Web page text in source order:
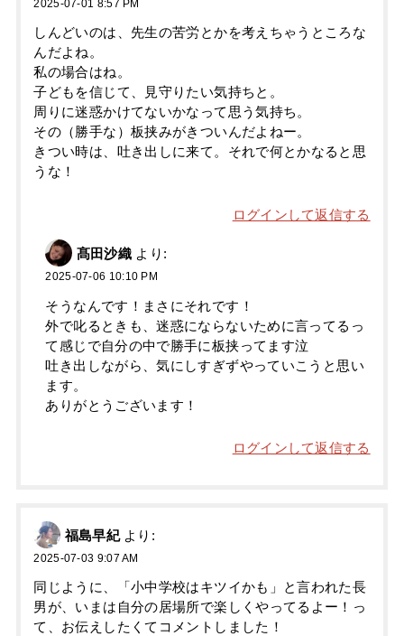
2025-07-01 8:57 PM
しんどいのは、先生の苦労とかを考えちゃうところな
んだよね。
私の場合はね。
子どもを信じて、見守りたい気持ちと。
周りに迷惑かけてないかなって思う気持ち。
その（勝手な）板挟みがきついんだよねー。
きつい時は、吐き出しに来て。それで何とかなると思
うな！
ログインして返信する
髙田沙織 より:
2025-07-06 10:10 PM
そうなんです！まさにそれです！
外で叱るときも、迷惑にならないために言ってるっ
て感じで自分の中で勝手に板挟ってます泣
吐き出しながら、気にしすぎずやっていこうと思い
ます。
ありがとうございます！
ログインして返信する
福島早紀 より:
2025-07-03 9:07 AM
同じように、「小中学校はキツイかも」と言われた長
男が、いまは自分の居場所で楽しくやってるよー！っ
て、お伝えしたくてコメントしました！